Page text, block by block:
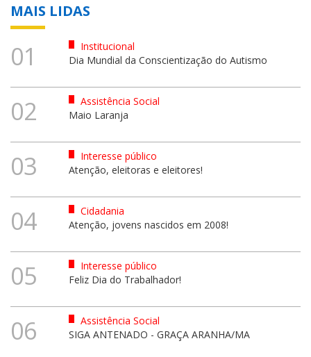
MAIS LIDAS
01
Institucional
Dia Mundial da Conscientização do Autismo
02
Assistência Social
Maio Laranja
03
Interesse público
Atenção, eleitoras e eleitores!
04
Cidadania
Atenção, jovens nascidos em 2008!
05
Interesse público
Feliz Dia do Trabalhador!
06
Assistência Social
SIGA ANTENADO - GRAÇA ARANHA/MA